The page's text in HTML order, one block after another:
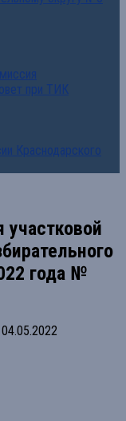
при ТИК
Краснодарского
участковой
года №
04.05.2022